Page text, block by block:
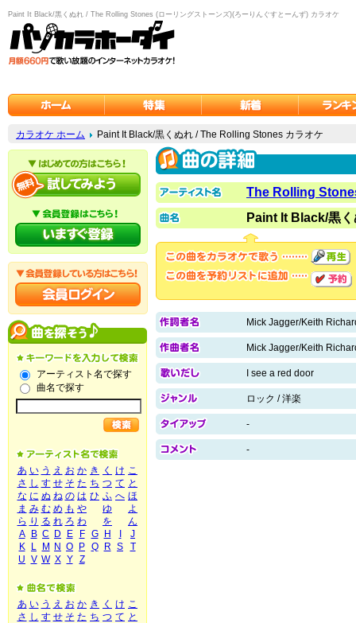
Paint It Black/黒くぬれ / The Rolling Stones (ローリングストーンズ)(ろーりんぐすとーんず) カラオケ
カラオケ ホーム Paint It Black/黒くぬれ / The Rolling Stones カラオケ
アーティスト名で探す
曲名で探す
あ い う え お か き く け こ
さ し す せ そ た ち つ て と
な に ぬ ね の は ひ ふ へ ほ
ま み む め も や ゆ
よ
ら り る れ ろ わ を
ん
A
B C D E F G H
J
K
L M N O P Q R S
T
U V W X Y Z
あ い う え お か き く け こ
さ し す せ そ た ち つ て と
The Rolling
Paint It Black/黒く
Mick Jagger/Keith
Mick Jagger/Keith
I see a red door
ロック / 洋楽
-
-